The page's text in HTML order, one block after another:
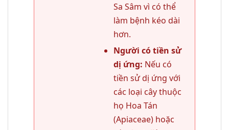
Sa Sâm vì có thể
làm bệnh kéo dài
hơn.
Người có tiền sử
dị ứng: Nếu có
tiền sử dị ứng với
các loại cây thuộc
họ Hoa Tán
(Apiaceae) hoặc